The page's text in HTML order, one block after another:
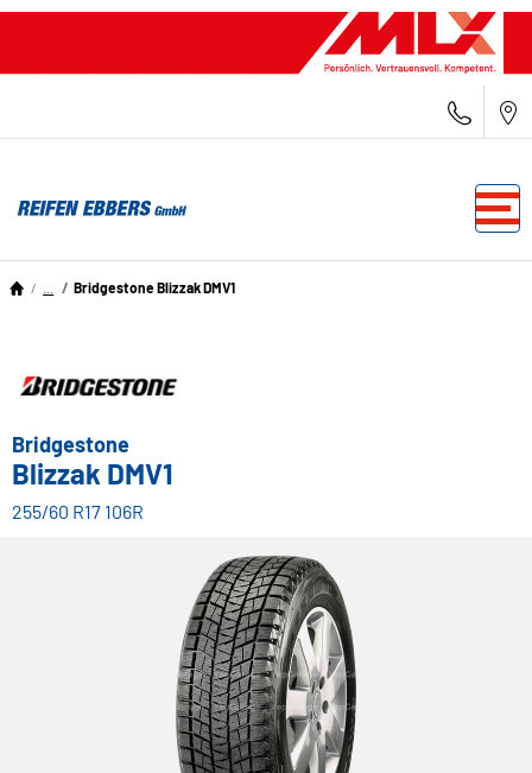
Bridgestone Blizzak DMV1
Bridgestone
Blizzak DMV1
255/60 R17 106R